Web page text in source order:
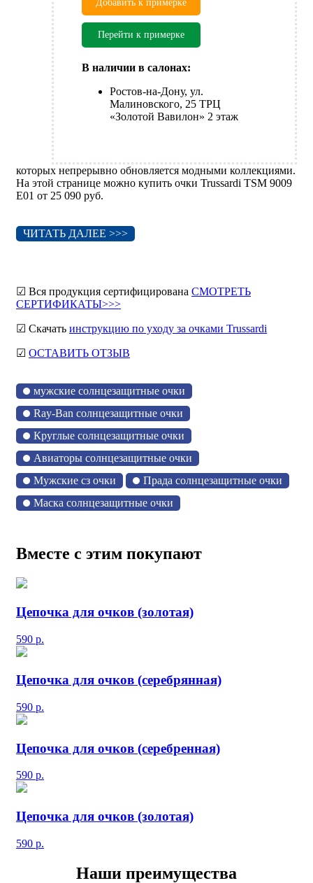
Добавить к примерке
Перейти к примерке
В наличии в салонах:
Ростов-на-Дону, ул.
Малиновского, 25 ТРЦ
«Золотой Вавилон» 2 этаж
которых непрерывно обновляется модными коллекциями.
На этой странице можно купить очки Trussardi TSM 9009
E01 от 25 090 руб.
ЧИТАТЬ ДАЛЕЕ >>>
☑ Вся продукция сертифицирована СМОТРЕТЬ
СЕРТИФИКАТЫ>>>
☑ Скачать инструкцию по уходу за очками Trussardi
☑ ОСТАВИТЬ ОТЗЫВ
мужские солнцезащитные очки
Ray-Ban солнцезащитные очки
Круглые солнцезащитные очки
Авиаторы солнцезащитные очки
Мужские сз очки
Прада солнцезащитные очки
Маска солнцезащитные очки
Вместе с этим покупают
Цепочка для очков (золотая)
590 р.
Цепочка для очков (серебрянная)
590 р.
Цепочка для очков (серебренная)
590 р.
Цепочка для очков (золотая)
590 р.
Наши преимущества